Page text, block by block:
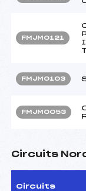
FMJM0121
FMJM0103
FMJM0053
Circuits
Circuits